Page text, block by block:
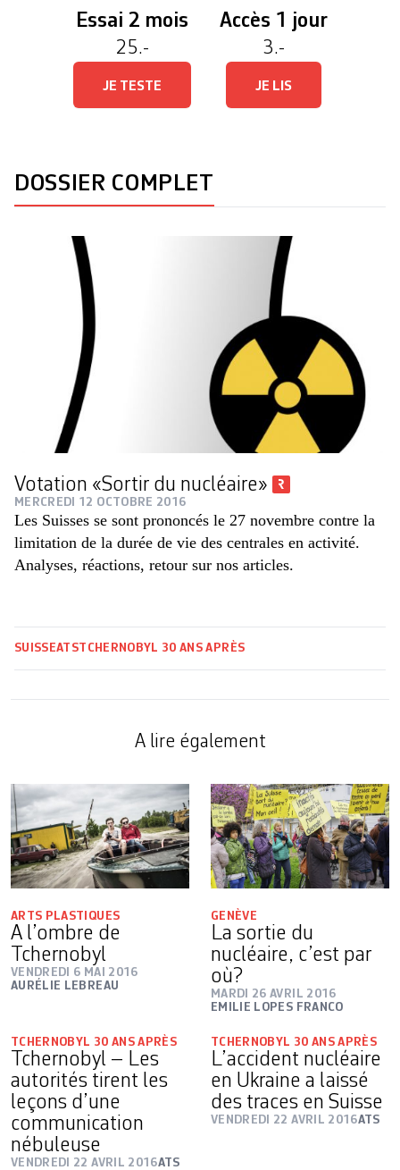
Essai 2 mois
25.-
JE TESTE
Accès 1 jour
3.-
JE LIS
DOSSIER COMPLET
Votation «Sortir du nucléaire»
MERCREDI 12 OCTOBRE 2016
Les Suisses se sont prononcés le 27 novembre contre la
limitation de la durée de vie des centrales en activité.
Analyses, réactions, retour sur nos articles.
SUISSEATSTCHERNOBYL 30 ANS APRÈS
A lire également
ARTS PLASTIQUES
A l’ombre de
Tchernobyl
VENDREDI 6 MAI 2016
AURÉLIE LEBREAU
GENÈVE
La sortie du
nucléaire, c’est par
où?
MARDI 26 AVRIL 2016
EMILIE LOPES FRANCO
TCHERNOBYL 30 ANS APRÈS
Tchernobyl – Les
autorités tirent les
leçons d’une
communication
nébuleuse
VENDREDI 22 AVRIL 2016ATS
TCHERNOBYL 30 ANS APRÈS
L’accident nucléaire
en Ukraine a laissé
des traces en Suisse
VENDREDI 22 AVRIL 2016ATS